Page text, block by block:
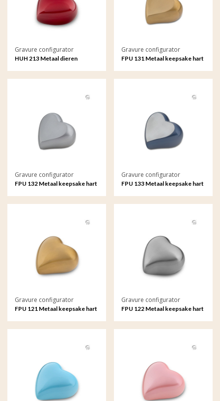
Gravure configurator
HUH 213 Metaal dieren
Gravure configurator
FPU 131 Metaal keepsake hart
Gravure configurator
FPU 132 Metaal keepsake hart
Gravure configurator
FPU 133 Metaal keepsake hart
Gravure configurator
FPU 121 Metaal keepsake hart
Gravure configurator
FPU 122 Metaal keepsake hart